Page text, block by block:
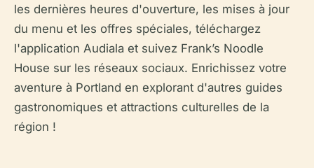
les dernières heures d'ouverture, les mises à jour
du menu et les offres spéciales, téléchargez
l'application Audiala et suivez Frank’s Noodle
House sur les réseaux sociaux. Enrichissez votre
aventure à Portland en explorant d'autres guides
gastronomiques et attractions culturelles de la
région !